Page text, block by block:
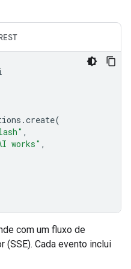
.create(
,
works" ,
com um fluxo de
Cada evento inclui